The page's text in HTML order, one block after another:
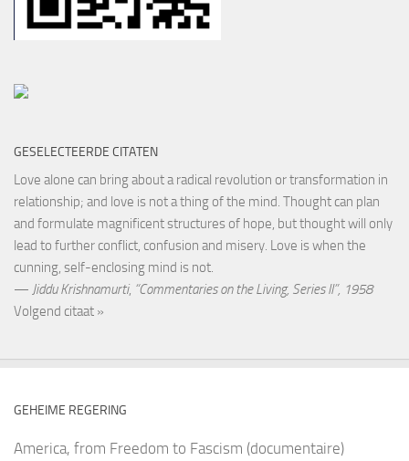
GESELECTEERDE CITATEN
Love alone can bring about a radical revolution or transformation in
relationship; and love is not a thing of the mind. Thought can plan
and formulate magnificent structures of hope, but thought will only
lead to further conflict, confusion and misery. Love is when the
cunning, self-enclosing mind is not.
— Jiddu Krishnamurti, “Commentaries on the Living, Series II”, 1958
Volgend citaat »
GEHEIME REGERING
America, from Freedom to Fascism (documentaire)